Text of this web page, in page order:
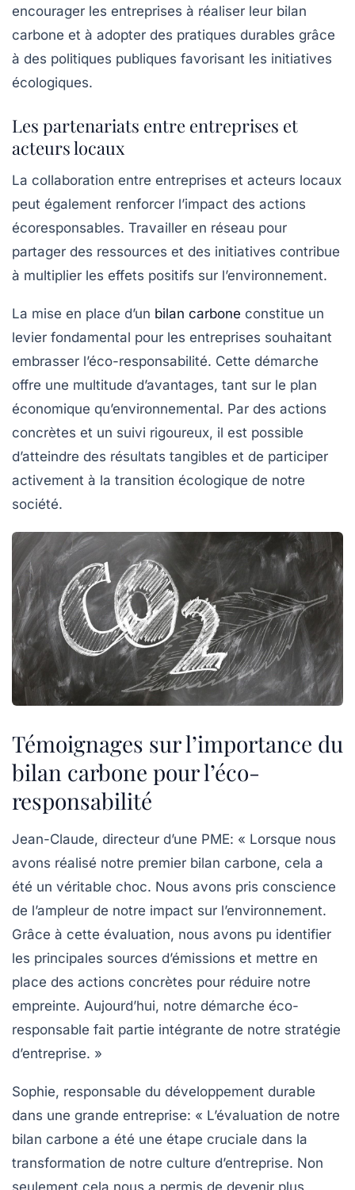
encourager les entreprises à réaliser leur bilan
carbone et à adopter des pratiques durables grâce
à des politiques publiques favorisant les initiatives
écologiques.
Les partenariats entre entreprises et
acteurs locaux
La collaboration entre entreprises et acteurs locaux
peut également renforcer l’impact des actions
écoresponsables. Travailler en réseau pour
partager des ressources et des initiatives contribue
à multiplier les effets positifs sur l’environnement.
La mise en place d’un bilan carbone constitue un
levier fondamental pour les entreprises souhaitant
embrasser l’éco-responsabilité. Cette démarche
offre une multitude d’avantages, tant sur le plan
économique qu’environnemental. Par des actions
concrètes et un suivi rigoureux, il est possible
d’atteindre des résultats tangibles et de participer
activement à la transition écologique de notre
société.
Témoignages sur l’importance du
bilan carbone pour l’éco-
responsabilité
Jean-Claude, directeur d’une PME: « Lorsque nous
avons réalisé notre premier bilan carbone, cela a
été un véritable choc. Nous avons pris conscience
de l’ampleur de notre impact sur l’environnement.
Grâce à cette évaluation, nous avons pu identifier
les principales sources d’émissions et mettre en
place des actions concrètes pour réduire notre
empreinte. Aujourd’hui, notre démarche éco-
responsable fait partie intégrante de notre stratégie
d’entreprise. »
Sophie, responsable du développement durable
dans une grande entreprise: « L’évaluation de notre
bilan carbone a été une étape cruciale dans la
transformation de notre culture d’entreprise. Non